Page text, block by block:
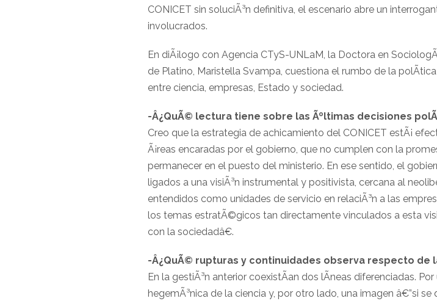
CONICET sin soluciÃ³n definitiva, el escenario abre un
involucrados.
En diÃ¡logo con Agencia CTyS-UNLaM, la Doctora en
de Platino, Maristella Svampa, cuestiona el rumbo de la
entre ciencia, empresas, Estado y sociedad.
-Â¿QuÃ© lectura tiene sobre las Ãºltimas decisiones
Creo que la estrategia de achicamiento del CONICET estÃ¡
Ã¡reas encaradas por el gobierno, que no cumplen con la
permanecer en el puesto del ministerio. En ese sentido, el
ligados a una visiÃ³n instrumental y positivista, cercana al
entendidos como unidades de servicio en relaciÃ³n a las
los temas estratÃ©gicos tan directamente vinculados a esta
con la sociedadâ€.
-Â¿QuÃ© rupturas y continuidades observa respecto de
En la gestiÃ³n anterior coexistÃ­an dos lÃ­neas diferenciadas.
hegemÃ³nica de la ciencia y, por otro lado, una imagen â€”si